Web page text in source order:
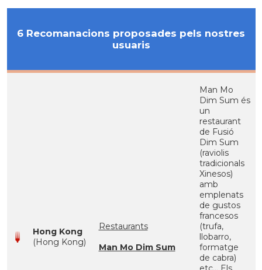
6 Recomanacions proposades pels nostres
usuaris
Hong Kong
(Hong Kong)
Restaurants
Man Mo Dim Sum
Man Mo
Dim Sum és
un
restaurant
de Fusió
Dim Sum
(raviolis
tradicionals
Xinesos)
amb
emplenats
de gustos
francesos
(trufa,
llobarro,
formatge
de cabra)